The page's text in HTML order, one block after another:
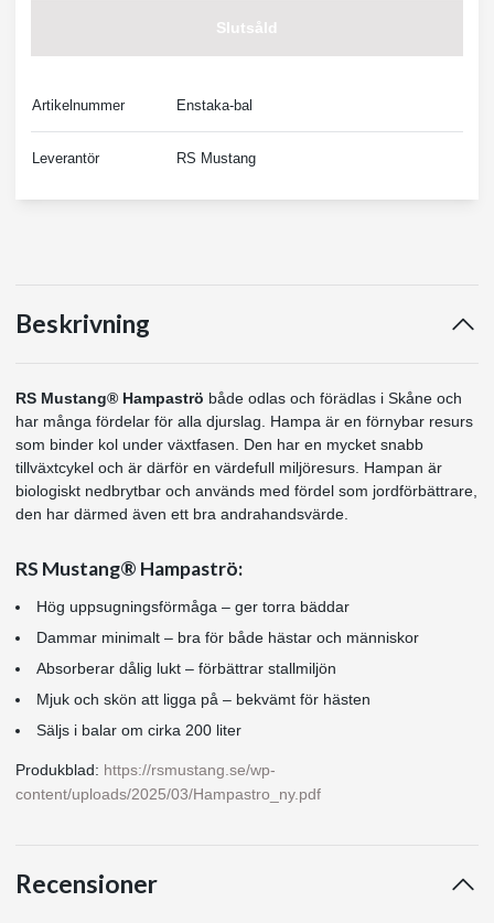
Slutsåld
Artikelnummer Enstaka-bal
Leverantör RS Mustang
Beskrivning
RS Mustang® Hampaströ både odlas och förädlas i Skåne och
har många fördelar för alla djurslag. Hampa är en förnybar resurs
som binder kol under växtfasen. Den har en mycket snabb
tillväxtcykel och är därför en värdefull miljöresurs. Hampan är
biologiskt nedbrytbar och används med fördel som jordförbättrare,
den har därmed även ett bra andrahandsvärde.
RS Mustang® Hampaströ:
Hög uppsugningsförmåga – ger torra bäddar
Dammar minimalt – bra för både hästar och människor
Absorberar dålig lukt – förbättrar stallmiljön
Mjuk och skön att ligga på – bekvämt för hästen
Säljs i balar om cirka 200 liter
Produkblad: https://rsmustang.se/wp-
content/uploads/2025/03/Hampastro_ny.pdf
Recensioner